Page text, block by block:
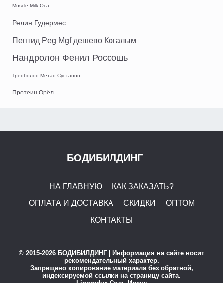
Muscle Milk Оса
Релин Гудермес
Пептид Peg Mgf дешево Когалым
Нандролон Фенил Россошь
Тренболон Метан Сустанон
Протеин Орёл
БОДИБИЛДИНГ
НА ГЛАВНУЮ
КАК ЗАКАЗАТЬ?
ОПЛАТА И ДОСТАВКА
СКИДКИ
ОПТОМ
КОНТАКТЫ
© 2015-2026 БОДИБИЛДИНГ | Информация на сайте носит
рекомендательный характер.
Запрещено копирование материала без обратной,
индексируемой ссылки на страницу сайта.